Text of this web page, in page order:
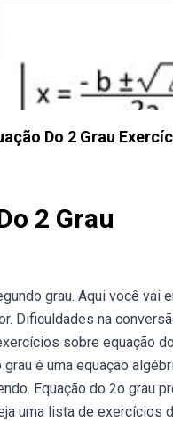
Do 2 Grau
2 Grau
grau. Aqui você vai
Dificuldades na
sobre equação
é uma equação
Equação do 2o grau
uma lista de exercícios